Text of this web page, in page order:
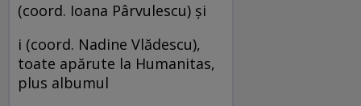
(coord. Ioana Pârvulescu) şi
i (coord. Nadine Vlădescu),
toate apărute la Humanitas,
plus albumul